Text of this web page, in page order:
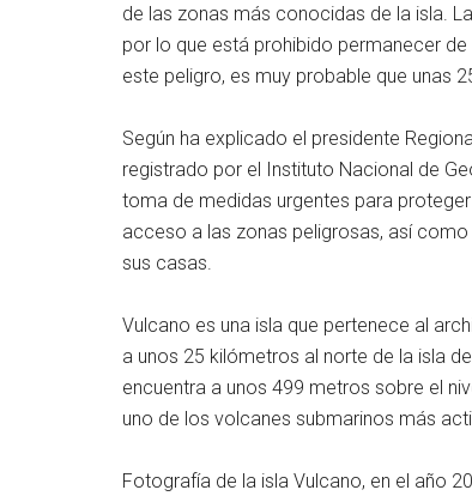
de las zonas más conocidas de la isla.
por lo que está prohibido permanecer
este peligro, es muy probable que unas
Según ha explicado el presidente
registrado por el Instituto Nacional de
toma de medidas urgentes para
acceso a las zonas peligrosas, así
sus casas.
Vulcano es una isla que pertenece al
a unos 25 kilómetros al norte de la isla
encuentra a unos 499 metros sobre el
uno de los volcanes submarinos más
Fotografía de la isla Vulcano, en el año